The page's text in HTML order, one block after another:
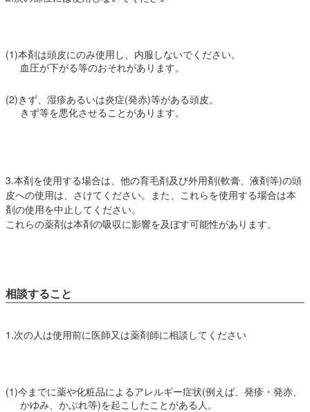
(1)本剤は頭皮にのみ使用し、内服しないでください。
血圧が下がる等のおそれがあります。
(2)きず、湿疹あるいは炎症(発赤)等がある頭皮。
きず等を悪化させることがあります。
3.本剤を使用する場合は、他の育毛剤及び外用剤(軟膏、液剤等)の頭
皮への使用は、さけてください。また、これらを使用する場合は本
剤の使用を中止してください。
これらの薬剤は本剤の吸収に影響を及ぼす可能性があります。
相談すること
1.次の人は使用前に医師又は薬剤師に相談してください
(1)今までに薬や化粧品によるアレルギー症状(例えば、発疹・発赤、
かゆみ、かぶれ等)を起こしたことがある人。